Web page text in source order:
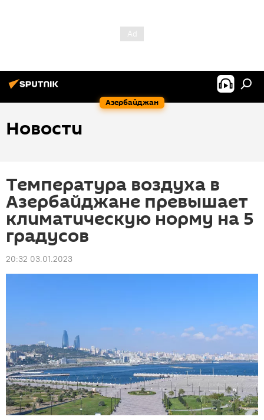
Азербайджан
Новости
Температура воздуха в
Азербайджане превышает
климатическую норму на 5
градусов
20:32 03.01.2023